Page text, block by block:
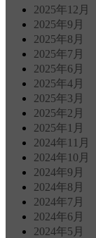
2025年12月
2025年9月
2025年8月
2025年7月
2025年6月
2025年4月
2025年3月
2025年2月
2025年1月
2024年11月
2024年10月
2024年9月
2024年8月
2024年7月
2024年6月
2024年5月